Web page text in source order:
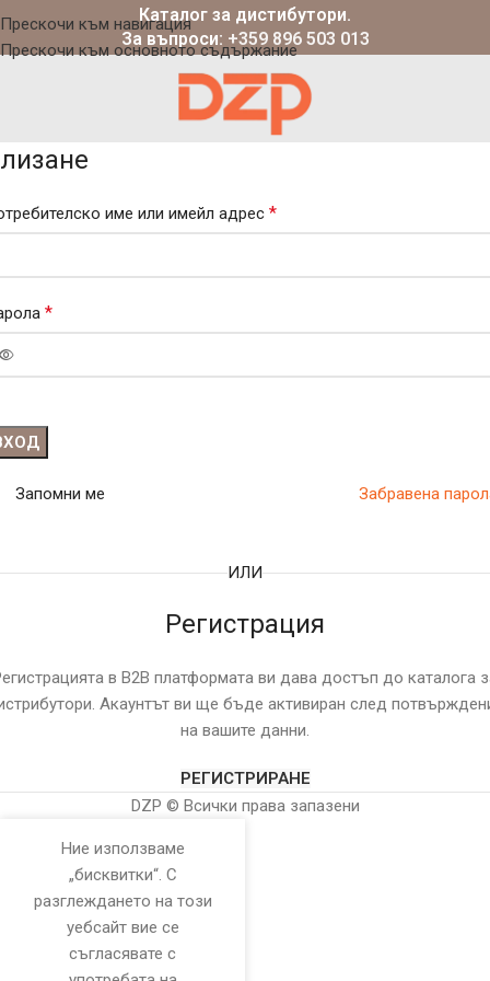
Прескочи към навигация
Прескочи към основното съдържание
Каталог за дистибутори.
За въпроси: +359 896 503 013
име или имейл адрес *
*
Забравена
Запомни ме
ИЛИ
Регистрация
в B2B платформата ви дава достъп до каталога
Акаунтът ви ще бъде активиран след
на вашите данни.
РЕГИСТРИРАНЕ
DZP © Всички права запазени
Ние използваме
„бисквитки“. С
разглеждането на този
уебсайт вие се
съгласявате с